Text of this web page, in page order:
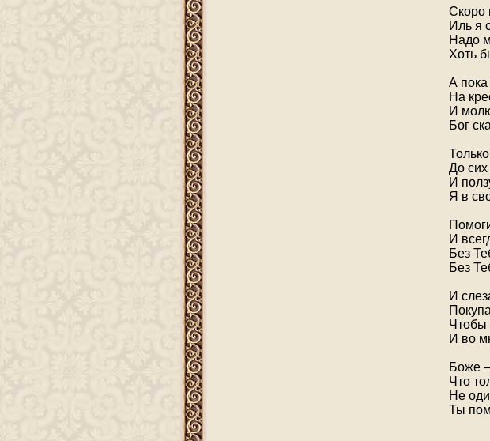
Скоро
Иль я
Надо
Хоть
А
На
И
Бог
До
И
Я в
И
Без
Без
И
Чтобы
И во
Боже
Что
Не
Ты